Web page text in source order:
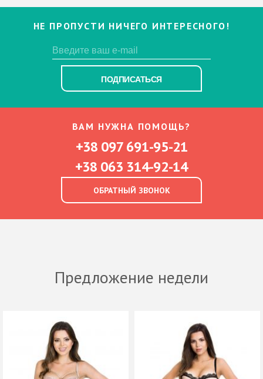
НЕ ПРОПУСТИ НИЧЕГО ИНТЕРЕСНОГО!
ПОДПИСАТЬСЯ
ВАМ НУЖНА ПОМОЩЬ?
+38 097 691-95-21
+38 063 314-92-14
ОБРАТНЫЙ ЗВОНОК
Предложение недели